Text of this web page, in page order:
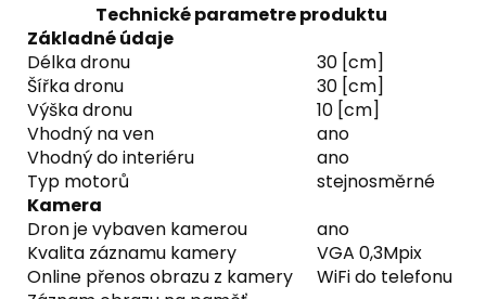
Technické parametre produktu
Základné údaje
Délka dronu
30 [cm]
Šířka dronu
30 [cm]
Výška dronu
10 [cm]
Vhodný na ven
ano
Vhodný do interiéru
ano
Typ motorů
stejnosměrné
Kamera
Dron je vybaven kamerou
ano
Kvalita záznamu kamery
VGA 0,3Mpix
Online přenos obrazu z kamery
WiFi do telefonu